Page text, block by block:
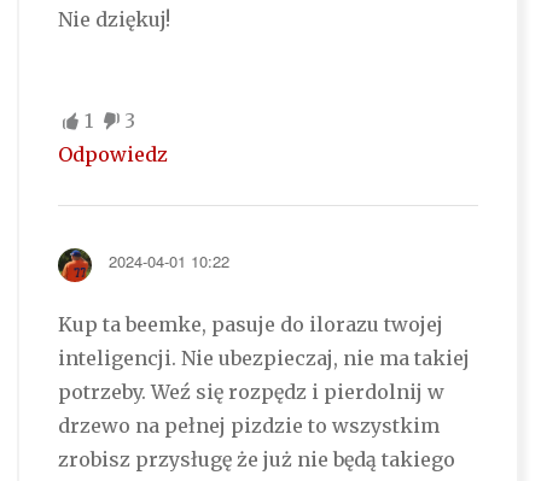
Nie dziękuj!
1
3
Odpowiedz
2024-04-01 10:22
Kup ta beemke, pasuje do ilorazu twojej
inteligencji. Nie ubezpieczaj, nie ma takiej
potrzeby. Weź się rozpędz i pierdolnij w
drzewo na pełnej pizdzie to wszystkim
zrobisz przysługę że już nie będą takiego